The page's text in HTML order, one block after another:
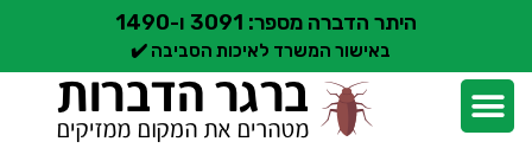
היתר הדברה מספר: 3091 ו-1490
באישור המשרד לאיכות הסביבה ✔️